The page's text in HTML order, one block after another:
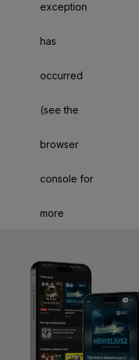
exception
has
occurred
(see the
browser
console for
more